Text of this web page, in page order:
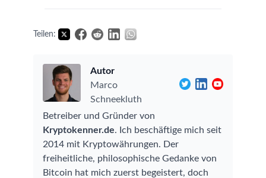
Teilen:
Autor
Marco
Schneekluth
Betreiber und Gründer von
Kryptokenner.de. Ich beschäftige mich seit
2014 mit Kryptowährungen. Der
freiheitliche, philosophische Gedanke von
Bitcoin hat mich zuerst begeistert, doch